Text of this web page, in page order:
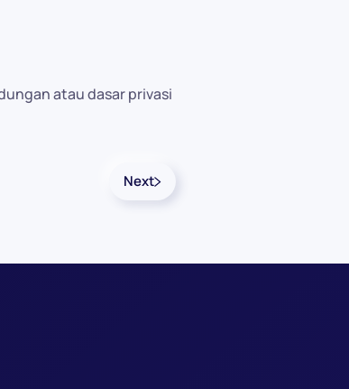
atau dasar privasi
Next